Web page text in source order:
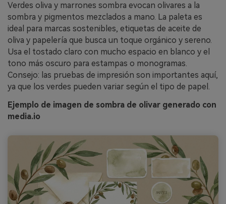
Verdes oliva y marrones sombra evocan olivares a la
sombra y pigmentos mezclados a mano. La paleta es
ideal para marcas sostenibles, etiquetas de aceite de
oliva y papelería que busca un toque orgánico y sereno.
Usa el tostado claro con mucho espacio en blanco y el
tono más oscuro para estampas o monogramas.
Consejo: las pruebas de impresión son importantes aquí,
ya que los verdes pueden variar según el tipo de papel.
Ejemplo de imagen de sombra de olivar generado con
media.io